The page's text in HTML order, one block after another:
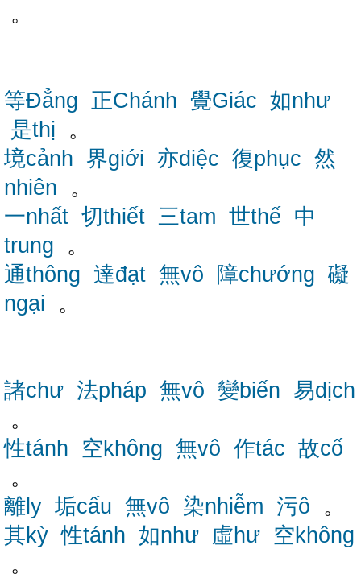
。
等Đẳng 正Chánh 覺Giác 如như
是thị 。
境cảnh 界giới 亦diệc 復phục 然
nhiên 。
一nhất 切thiết 三tam 世thế 中
trung 。
通thông 達đạt 無vô 障chướng 礙
ngại 。
諸chư 法pháp 無vô 變biến 易dịch
。
性tánh
空không 無vô 作tác 故cố
。
離ly 垢cấu 無vô 染nhiễm 污ô 。
其kỳ 性tánh 如như 虛hư 空không
。